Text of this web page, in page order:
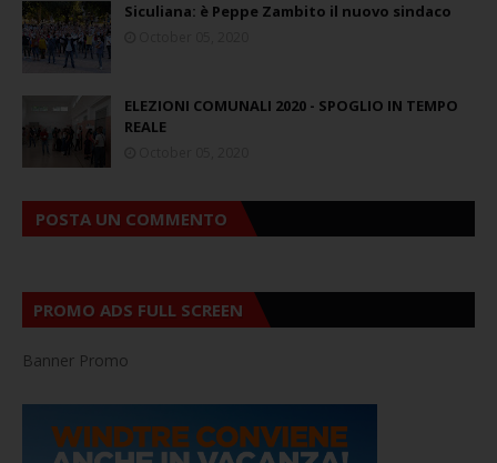
Siculiana: è Peppe Zambito il nuovo sindaco
ELEZIONI COMUNALI 2020 - SPOGLIO IN TEMPO
REALE
POSTA UN COMMENTO
PROMO ADS FULL SCREEN
Banner Promo